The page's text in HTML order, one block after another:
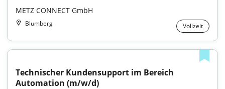
METZ CONNECT GmbH
Blumberg Vollzeit
Technischer Kundensupport im Bereich
Automation (m/w/d)